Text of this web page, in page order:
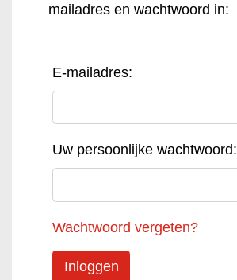
mailadres en wachtwoord in:
E-mailadres:
Uw persoonlijke wachtwoord:
Wachtwoord vergeten?